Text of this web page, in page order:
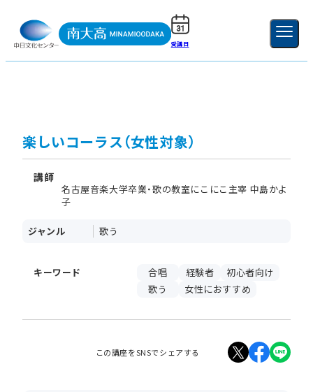
受講日 新規登録
楽しいコーラス（女性対象）
講師
名古屋音楽大学卒業・歌の教室にこにこ主宰 中島かよ
子
ジャンル 歌う
キーワード 合唱 経験者
初心者向け
歌う
女性におすすめ
この講座をSNSでシェアする